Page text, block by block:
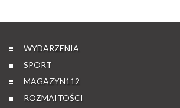
WYDARZENIA
SPORT
MAGAZYN112
ROZMAITOŚCI